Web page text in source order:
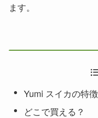
ます。
Yumi スイカの特徴
どこで買える？